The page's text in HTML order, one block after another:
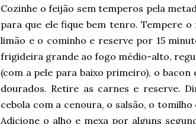
Cozinhe o feijão sem temperos pela
para que ele fique bem tenro. Tempere
limão e o cominho e reserve por 15
frigideira grande ao fogo médio-alto,
(com a pele para baixo primeiro), o
dourados. Retire as carnes e reserve.
cebola com a cenoura, o salsão, o
Adicione o alho e mexa por alguns